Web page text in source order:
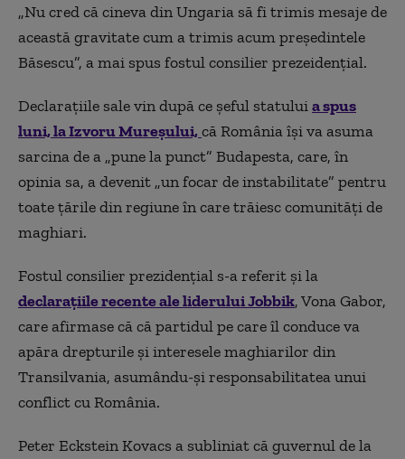
„Nu cred că cineva din Ungaria să fi trimis mesaje de
această gravitate cum a trimis acum președintele
Băsescu”, a mai spus fostul consilier prezeidențial.
Declarațiile sale vin după ce șeful statuluia spus
luni, la Izvoru Mureșului,că România îşi va asuma
sarcina de a „pune la punct” Budapesta, care, în
opinia sa, a devenit „un focar de instabilitate” pentru
toate ţările din regiune în care trăiesc comunităţi de
maghiari.
Fostul consilier prezidențial s-a referit și la
declarațiile recente ale liderului Jobbik, Vona Gabor,
care afirmase că că partidul pe care îl conduce va
apăra drepturile şi interesele maghiarilor din
Transilvania, asumându-şi responsabilitatea unui
conflict cu România.
Peter Eckstein Kovacs a subliniat că guvernul de la